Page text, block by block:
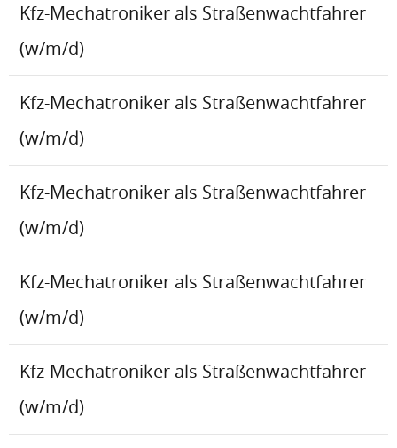
Kfz-Mechatroniker als Straßenwachtfahrer
(w/m/d)
Kfz-Mechatroniker als Straßenwachtfahrer
(w/m/d)
Kfz-Mechatroniker als Straßenwachtfahrer
(w/m/d)
Kfz-Mechatroniker als Straßenwachtfahrer
(w/m/d)
Kfz-Mechatroniker als Straßenwachtfahrer
(w/m/d)